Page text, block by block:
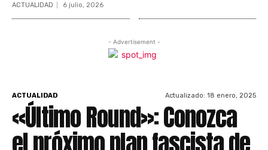
ACTUALIDAD 6 julio, 2026
- Advertisement -